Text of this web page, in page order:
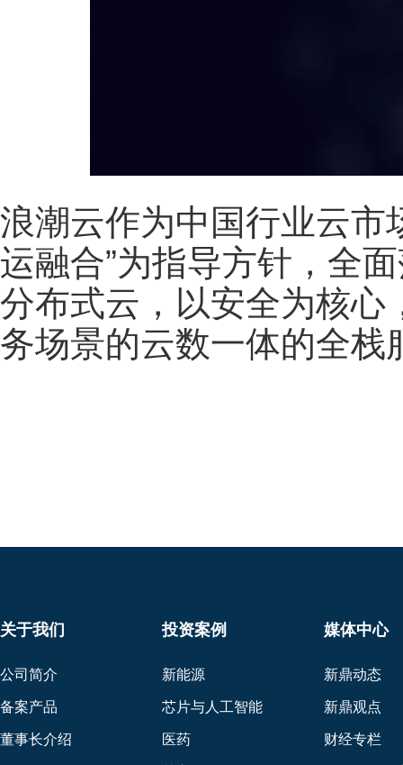
浪潮云作为中国行业云市
运融合”为指导方针，全
分布式云，以安全为核心
务场景的云数一体的全栈
关于我们
公司简介
备案产品
董事长介绍
投资案例
新能源
芯片与人工智能
医药
媒体中心
新鼎动态
新鼎观点
财经专栏